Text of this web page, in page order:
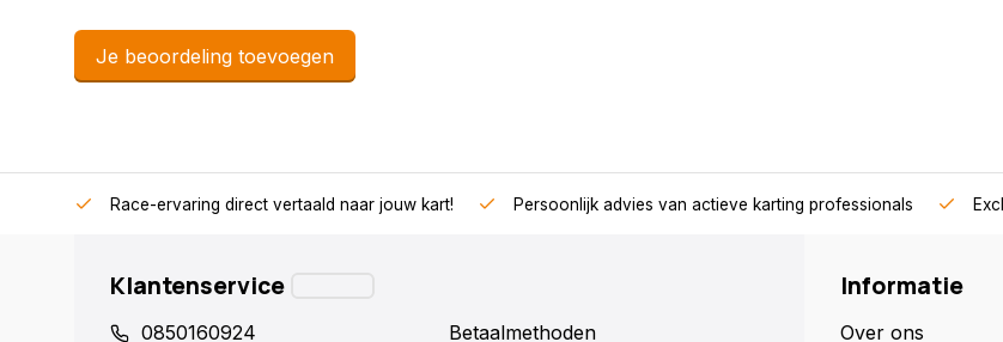
Je beoordeling toevoegen
Race-ervaring direct vertaald naar jouw kart! Persoonlijk advies van actieve karting professionals
Klantenservice
0850160924 Betaalmethoden
Informatie
Over ons